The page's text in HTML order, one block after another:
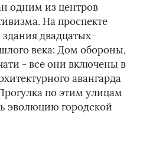
одним из центров
На проспекте
двадцатых-
века: Дом обороны,
- все они включены в
авангарда
по этим улицам
эволюцию городской